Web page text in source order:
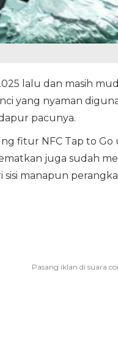
lalu dan masih
yang nyaman
pacunya.
fitur NFC Tap to
juga sudah
manapun